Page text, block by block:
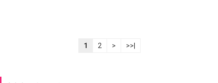
1 2 > >>|